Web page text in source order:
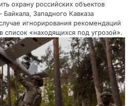
охрану российских объектов
Западного Кавказа
игнорирования рекомендаций
список «находящихся под угрозой».